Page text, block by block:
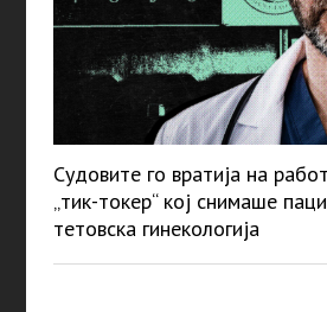
Судовите го вратија на
„тик-токер“ кој снимаше
тетовска гинекологија